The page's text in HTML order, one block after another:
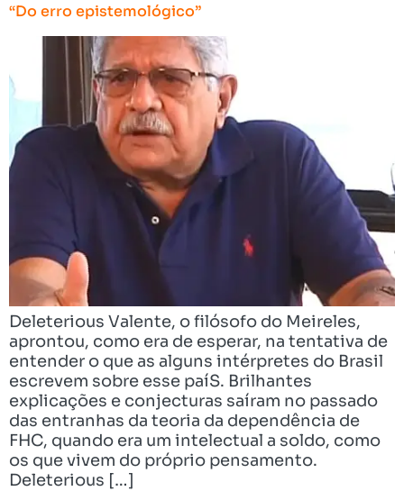
“Do erro epistemológico”
Deleterious Valente, o filósofo do Meireles,
aprontou, como era de esperar, na tentativa de
entender o que as alguns intérpretes do Brasil
escrevem sobre esse paíS. Brilhantes
explicações e conjecturas saíram no passado
das entranhas da teoria da dependência de
FHC, quando era um intelectual a soldo, como
os que vivem do próprio pensamento.
Deleterious […]